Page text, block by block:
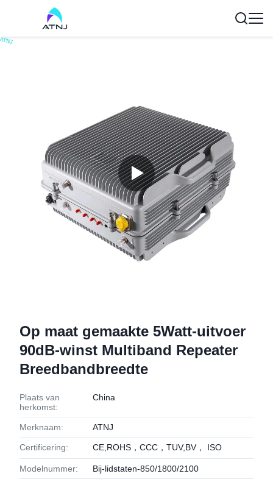
Op maat gemaakte 5Watt-uitvoer
90dB-winst Multiband Repeater
Breedbandbreedte
Plaats van
herkomst:
China
Merknaam: ATNJ
Certificering: CE,ROHS，CCC，TUV,BV， ISO
Modelnummer: Bij-lidstaten-850/1800/2100